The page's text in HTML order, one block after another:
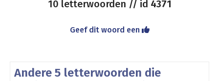
10 letterwoorden // id 4371
Geef dit woord een
Andere 5 letterwoorden die